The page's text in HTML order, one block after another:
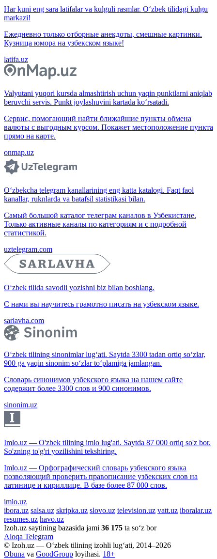
Har kuni eng sara latifalar va kulguli rasmlar. O‘zbek tilidagi kulgu
markazi!
Ежедневно только отборные анекдоты, смешные картинки.
Кузница юмора на узбекском языке!
latifa.uz
Valyutani yuqori kursda almashtirish uchun yaqin punktlarni aniqlab
beruvchi servis. Punkt joylashuvini kartada ko‘rsatadi.
Сервис, помогающий найти ближайшие пункты обмена
валюты с выгодным курсом. Покажет местоположение пункта
прямо на карте.
onmap.uz
O‘zbekcha telegram kanallarining eng katta katalogi. Faqt faol
kanallar, ruknlarda va batafsil statistikasi bilan.
Самый большой каталог телеграм каналов в Узбекистане.
Только активные каналы по категориям и с подробной
статистикой.
uztelegram.com
O‘zbek tilida savodli yozishni biz bilan boshlang.
С нами вы научитесь грамотно писать на узбекском языке.
sarlavha.com
O‘zbek tilining sinonimlar lug‘ati. Saytda 3300 tadan ortiq so‘zlar,
900 ga yaqin sinonim so‘zlar to‘plamiga jamlangan.
Словарь синонимов узбекского языка на нашем сайте
содержит более 3300 слов и 900 синонимов.
sinonim.uz
Imlo.uz — O'zbek tilining imlo lug'ati. Saytda 87 000 ortiq so'z bor.
So'zning to'g'ri yozilishini tekshiring.
Imlo.uz — Орфографический словарь узбекского языка
позволяющий проверить правописание узбекских слов на
латинице и кириллице. В базе более 87 000 слов.
imlo.uz
ibora.uz salsa.uz skripka.uz slovo.uz television.uz vatt.uz iboralar.uz
resumes.uz havo.uz
Izoh.uz saytining bazasida jami 36 175 ta so‘z bor
Aloqa Telegram
© Izoh.uz — O‘zbek tilining izohli lug‘ati, 2014–2026
Obuna va GoodGroup loyihasi. 18+